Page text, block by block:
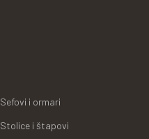
Sefovi i ormari
Stolice i štapovi